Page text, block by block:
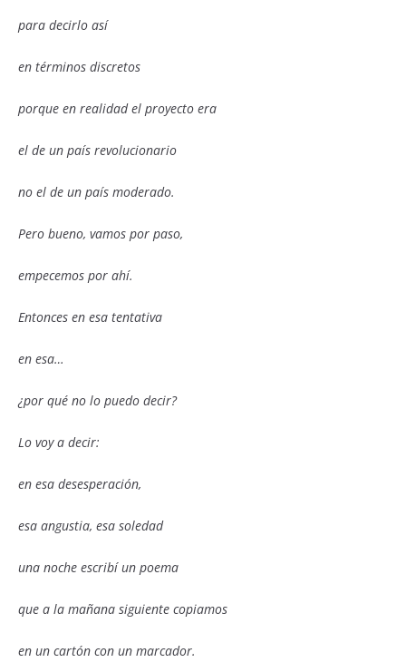
para decirlo así
en términos discretos
porque en realidad el proyecto era
el de un país revolucionario
no el de un país moderado.
Pero bueno, vamos por paso,
empecemos por ahí.
Entonces en esa tentativa
en esa…
¿por qué no lo puedo decir?
Lo voy a decir:
en esa desesperación,
esa angustia, esa soledad
una noche escribí un poema
que a la mañana siguiente copiamos
en un cartón con un marcador.